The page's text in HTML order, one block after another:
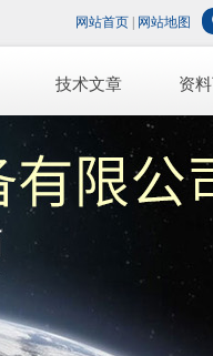
网站首页 网站地图
技术文章 资